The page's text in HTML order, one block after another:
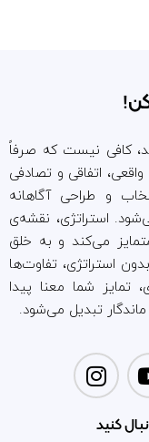
کافی نیست که صرفاً
اتفاقی و تصادفی
و طراحی آگاهانه
استراتژی، نقشه‌ی
می‌کند و به خلق
استراتژی، تفاوت‌ها
تمایز شما معنا پیدا
تبدیل می‌شود.
کنید